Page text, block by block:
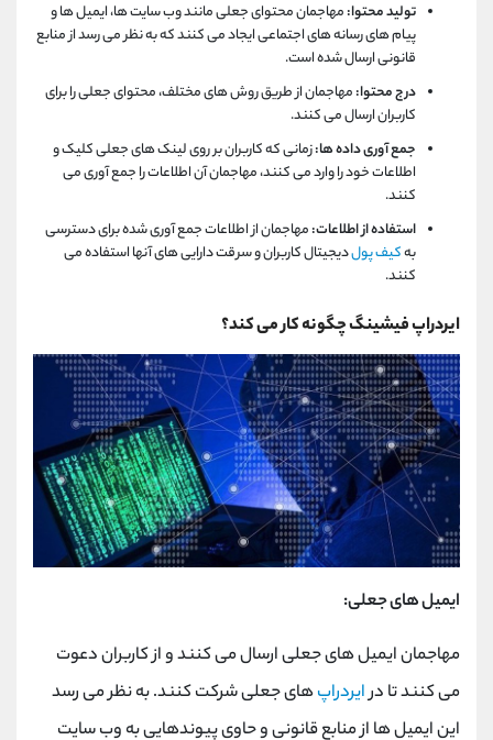
تولید محتوا:مهاجمان محتوای جعلی مانند وب سایت ها، ایمیل ها و
پیام های رسانه های اجتماعی ایجاد می کنند که به نظر می رسد از منابع
قانونی ارسال شده است.
درج محتوا:مهاجمان از طریق روش های مختلف، محتوای جعلی را برای
کاربران ارسال می کنند.
جمع آوری داده ها:زمانی که کاربران بر روی لینک های جعلی کلیک و
اطلاعات خود را وارد می کنند، مهاجمان آن اطلاعات را جمع آوری می
کنند.
استفاده از اطلاعات:مهاجمان از اطلاعات جمع آوری شده برای دسترسی
بهکیف پولدیجیتال کاربران و سرقت دارایی های آنها استفاده می
کنند.
ایردراپ فیشینگ چگونه کار می کند؟
ایمیل های جعلی:
مهاجمان ایمیل های جعلی ارسال می کنند و از کاربران دعوت
می کنند تا درایردراپهای جعلی شرکت کنند. به نظر می رسد
این ایمیل ها از منابع قانونی و حاوی پیوندهایی به وب سایت